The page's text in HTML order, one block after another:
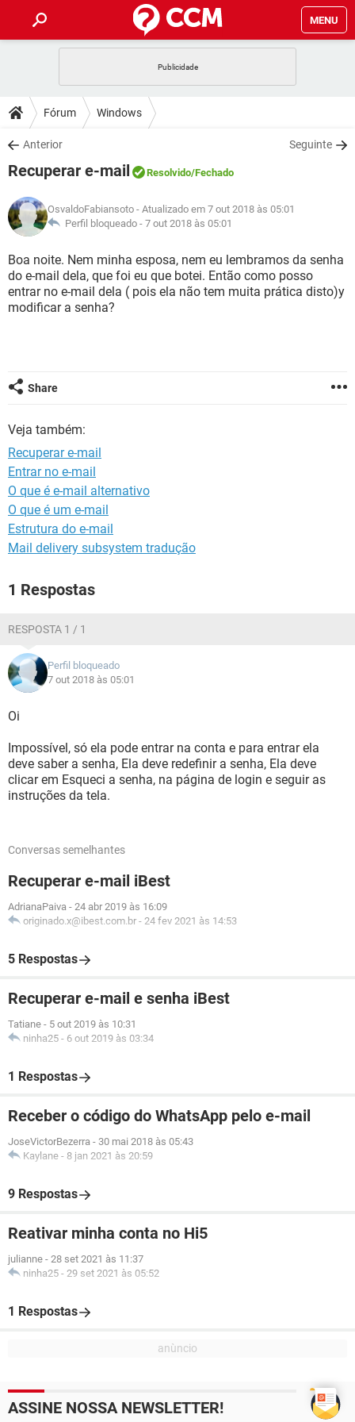
MENU
CELULAR
OUTLOOK
INSTAGRAM GMAIL
GUIA DE COMPRAS
DICAS
JOGOS
INSTAGRAM GMAIL
GUIA DE COMPRAS
DOWNLOADS
JOGOS WHATSAPP
CELULAR
OUTLOOK EXCEL
INSTAGRAM
GUIA DE COMPRAS
FÓRUM
JOGOS WHATSAPP
CELULAR
OUTLOOK EXCEL
INSTAGRAM GMAIL
GLOSSÁRIO
WHATSAPP
CELULAR FACEBOOK
OUTLOOK
Fórum Windows
Anterior Seguinte
Recuperar e-mail Resolvido/Fechado
OsvaldoFabiansoto - Atualizado em 7 out 2018 às 05:01
Perfil bloqueado - 7 out 2018 às 05:01
Boa noite. Nem minha esposa, nem eu lembramos da senha
do e-mail dela, que foi eu que botei. Então como posso
entrar no e-mail dela ( pois ela não tem muita prática disto)y
modificar a senha?
Share
Veja também:
Recuperar e-mail
Entrar no e-mail
O que é e-mail alternativo
O que é um e-mail
Estrutura do e-mail
Mail delivery subsystem tradução
1 Respostas
RESPOSTA 1 / 1
Perfil bloqueado
7 out 2018 às 05:01
Oi
Impossível, só ela pode entrar na conta e para entrar ela
deve saber a senha, Ela deve redefinir a senha, Ela deve
clicar em Esqueci a senha, na página de login e seguir as
instruções da tela.
Conversas semelhantes
Recuperar e-mail iBest
AdrianaPaiva - 24 abr 2019 às 16:09
originado.x@ibest.com.br - 24 fev 2021 às 14:53
5 Respostas
Recuperar e-mail e senha iBest
Tatiane - 5 out 2019 às 10:31
ninha25 - 6 out 2019 às 03:34
1 Respostas
Receber o código do WhatsApp pelo e-mail
JoseVictorBezerra - 30 mai 2018 às 05:43
Kaylane - 8 jan 2021 às 20:59
9 Respostas
Reativar minha conta no Hi5
julianne - 28 set 2021 às 11:37
ninha25 - 29 set 2021 às 05:52
1 Respostas
ASSINE NOSSA NEWSLETTER!